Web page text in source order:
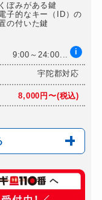
ぼみがある鍵
子的なキー（ID）の
の付いた鍵
9:00～24:00... i
宇陀郡対応
8,000円〜(税込)
8,000円〜(税込)